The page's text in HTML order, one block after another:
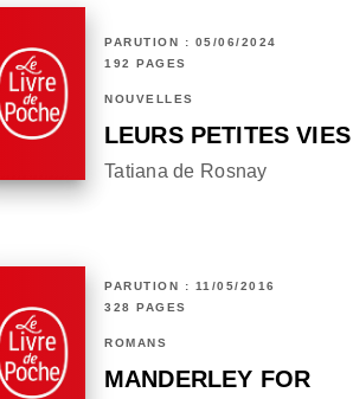
PARUTION : 05/06/2024
192 PAGES
NOUVELLES
LEURS PETITES VIES
Tatiana de Rosnay
PARUTION : 11/05/2016
328 PAGES
ROMANS
MANDERLEY FOR